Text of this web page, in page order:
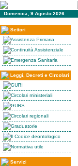
Domenica, 9 Agosto 2026
Settori
Assistenza Primaria
Continuità Assistenziale
Emergenza Sanitaria
Leggi, Decreti e Circolari
GURI
Circolari ministeriali
GURS
Circolari regionali
Graduatorie
Il Codice deontologico
Normativa utile
Servizi